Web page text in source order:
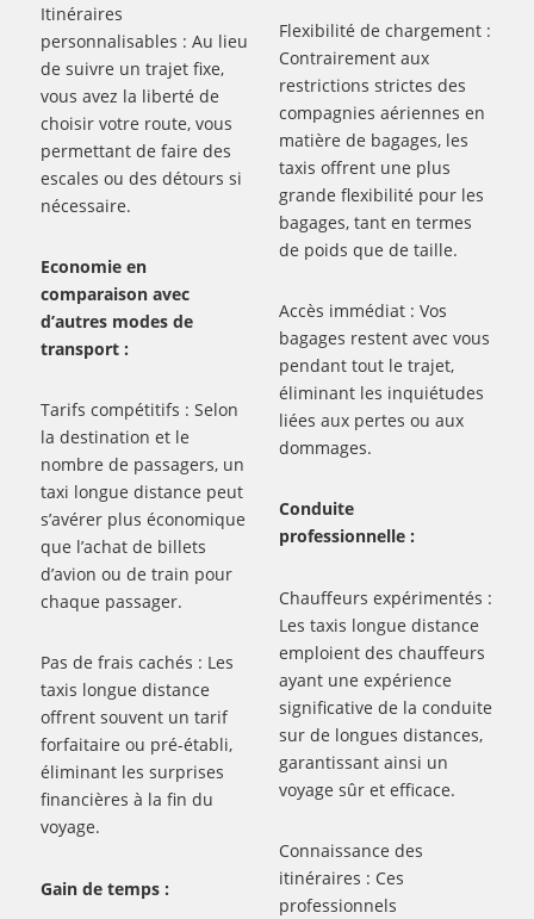
Itinéraires
personnalisables : Au lieu
de suivre un trajet fixe,
vous avez la liberté de
choisir votre route, vous
permettant de faire des
escales ou des détours si
nécessaire.
Economie en
comparaison avec
d’autres modes de
transport :
Tarifs compétitifs : Selon
la destination et le
nombre de passagers, un
taxi longue distance peut
s’avérer plus économique
que l’achat de billets
d’avion ou de train pour
chaque passager.
Pas de frais cachés : Les
taxis longue distance
offrent souvent un tarif
forfaitaire ou pré-établi,
éliminant les surprises
financières à la fin du
voyage.
Gain de temps :
Flexibilité de chargement :
Contrairement aux
restrictions strictes des
compagnies aériennes en
matière de bagages, les
taxis offrent une plus
grande flexibilité pour les
bagages, tant en termes
de poids que de taille.
Accès immédiat : Vos
bagages restent avec vous
pendant tout le trajet,
éliminant les inquiétudes
liées aux pertes ou aux
dommages.
Conduite
professionnelle :
Chauffeurs expérimentés :
Les taxis longue distance
emploient des chauffeurs
ayant une expérience
significative de la conduite
sur de longues distances,
garantissant ainsi un
voyage sûr et efficace.
Connaissance des
itinéraires : Ces
professionnels